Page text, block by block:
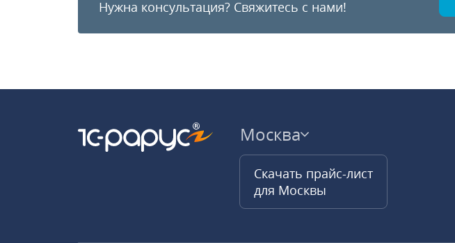
Нужна консультация? Свяжитесь с нами!
Москва
Скачать прайс-лист
для Москвы